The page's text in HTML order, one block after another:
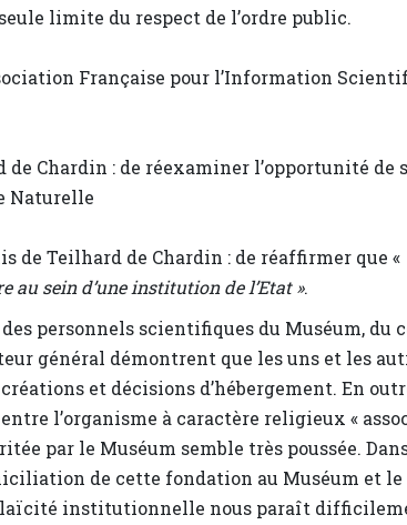
limite du respect de l’ordre public.
Française pour l’Information
de Chardin : de réexaminer l’opportunité
Naturelle
de Teilhard de Chardin : de réaffirmer que «
au sein d’une institution de l’Etat ».
personnels scientifiques du Muséum, du
général démontrent que les uns et les
et décisions d’hébergement. En
l’organisme à caractère religieux «
par le Muséum semble très poussée.
de cette fondation au Muséum et
institutionnelle nous paraît